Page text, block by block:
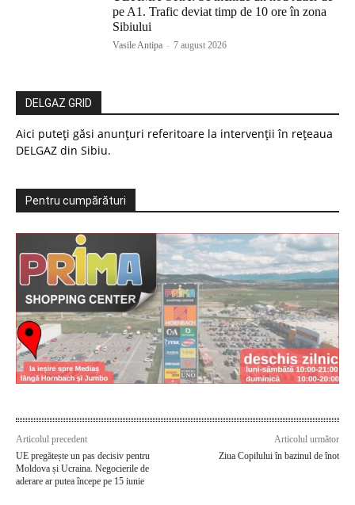
pe A1. Trafic deviat timp de 10 ore în zona
Sibiului
Vasile Antipa - 7 august 2026
DELGAZ GRID
Aici puteți găsi anunțuri referitoare la intervenții în rețeaua
DELGAZ din Sibiu.
Pentru cumpărături
Articolul precedent
UE pregătește un pas decisiv pentru
Moldova și Ucraina. Negocierile de
aderare ar putea începe pe 15 iunie
Articolul următor
Ziua Copilului în bazinul de înot